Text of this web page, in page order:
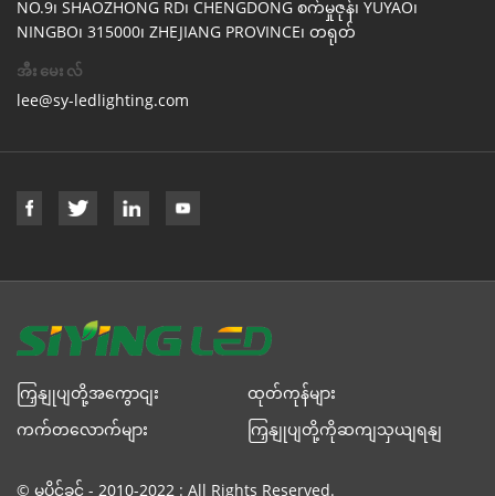
NO.9၊ SHAOZHONG RD၊ CHENGDONG စက်မှုဇုန်၊ YUYAO၊
NINGBO၊ 315000၊ ZHEJIANG PROVINCE၊ တရုတ်
အီးမေးလ်
lee@sy-ledlighting.com
ကြှနျုပျတို့အကွောငျး
ထုတ်ကုန်များ
ကက်တလောက်များ
ကြှနျုပျတို့ကိုဆကျသှယျရနျ
© မူပိုင်ခွင့် - 2010-2022 : All Rights Reserved.